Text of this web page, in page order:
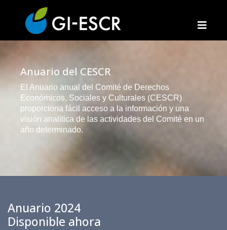
Anuario del CESCR
El Anuario anual del Comité de Derechos
Económicos, Sociales y Culturales (CESCR)
proporciona fácil acceso a la información y una
visión analítica de las actividades del Comité en un
año determinado.
Anuario 2024
Disponible ahora